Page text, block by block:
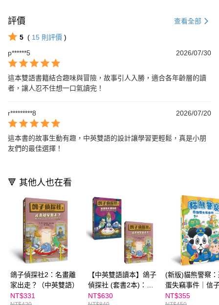
評價 查看全部
5 ( 15 則評價 )
p******5
2026/07/30
這本雙語書籍結合趣味與冒險，故事引人入勝，適合各年齡層的讀
者，讓人忍不住想一口氣讀完！
r*********8 2026/07/20
這本書的故事生動有趣，中英雙語的設計讓學習更輕鬆，真是小朋
友們的最佳選擇！
🔻 其他人也在看
鴿子偵探社2：名畫離
家出走？（中英雙語）
NT$331
【中英雙語讀本】鴿子
偵探社 (套書2本)：果
醬塔不翼而飛、名畫離
NT$630
(新版)貓熊警察
蛋失竊事件｜信
NT$355